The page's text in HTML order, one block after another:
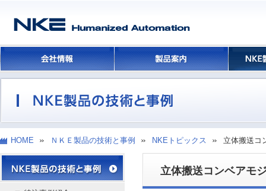
HOME ＮＫＥ製品の技術と事例 NKEトピックス 立体搬送コ
立体搬送コンベアモ